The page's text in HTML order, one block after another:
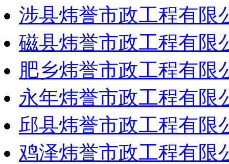
涉县炜誉市政工程有限
磁县炜誉市政工程有限
肥乡炜誉市政工程有限
永年炜誉市政工程有限
邱县炜誉市政工程有限
鸡泽炜誉市政工程有限